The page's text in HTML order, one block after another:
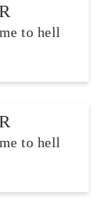
to hell
to hell